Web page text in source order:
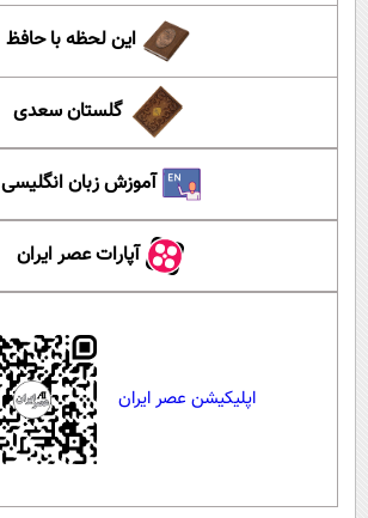
این لحظه با حافظ
گلستان سعدی
آموزش زبان انگلیسی
آپارات عصر ایران
اپلیکیشن عصر ایران